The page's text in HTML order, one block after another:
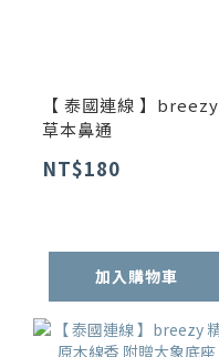
【 泰國連線 】breezy
草本鼻通
NT$180
加入購物車